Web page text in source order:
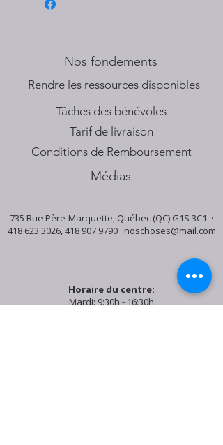
Nos fondements
​Rendre les ressources disponibles
Tâches des bénévoles
Tarif de livraison
Conditions de Remboursement
Médias
735 Rue Père-Marquette, Québec (QC) G1S 3C1 ·
418 623 3026,418 907 9790· noschoses@mail.com
Horaire du centre:
Mardi: 9:30h - 16:30h